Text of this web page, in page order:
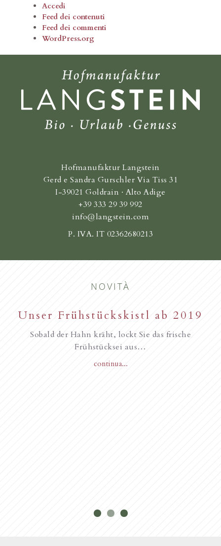
Accedi
Feed dei contenuti
Feed dei commenti
WordPress.org
Hofmanufaktur Langstein
Gerd e Sandra Gurschler Via Tiss 31
I-39021 Goldrain · Alto Adige
+39 333 29 39 992
info@langstein.com
P. IVA. IT 02362680213
NOVITÀ
Familie Gurschler wünscht all
unseren Gästen, Frohe
Weihnachten
Unser Frühstückskistl ab 2019
Sobald der Hahn kräht, lockt Sie das frische
Frühstücksei aus…
continua...